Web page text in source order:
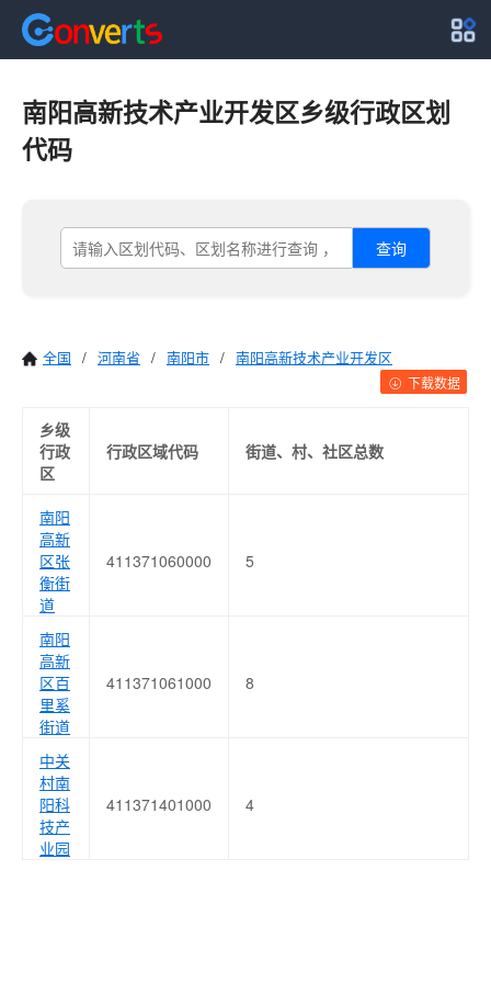
南阳高新技术产业开发区乡级行政区划
代码
查询
全国 / 河南省 / 南阳市 / 南阳高新技术产业开发区
下载数据
乡级
行政
区
行政区域代码 街道、村、社区总数
南阳
高新
区张
衡街
道
411371060000 5
南阳
高新
区百
里奚
街道
411371061000 8
中关
村南
阳科
技产
业园
411371401000 4